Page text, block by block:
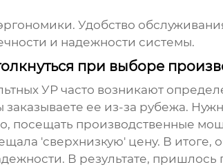
Удобство
и надежности системы.
при выборе
УРчасто возникают
ее из-за рубежа.
посещать производственные
'сверхнизкую' цену. В
В результате,